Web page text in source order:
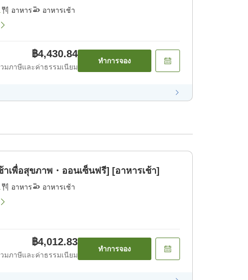
อาหาร อาหารเช้า
฿4,430.84
มภาษีและค่าธรรมเนียม
ทำการจอง
เพื่อสุขภาพ・ออนเซ็นฟรี] [อาหารเช้า]
อาหาร อาหารเช้า
฿4,012.83
มภาษีและค่าธรรมเนียม
ทำการจอง